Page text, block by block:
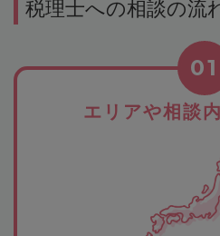
税理士への相談の流
エリアや相談
01